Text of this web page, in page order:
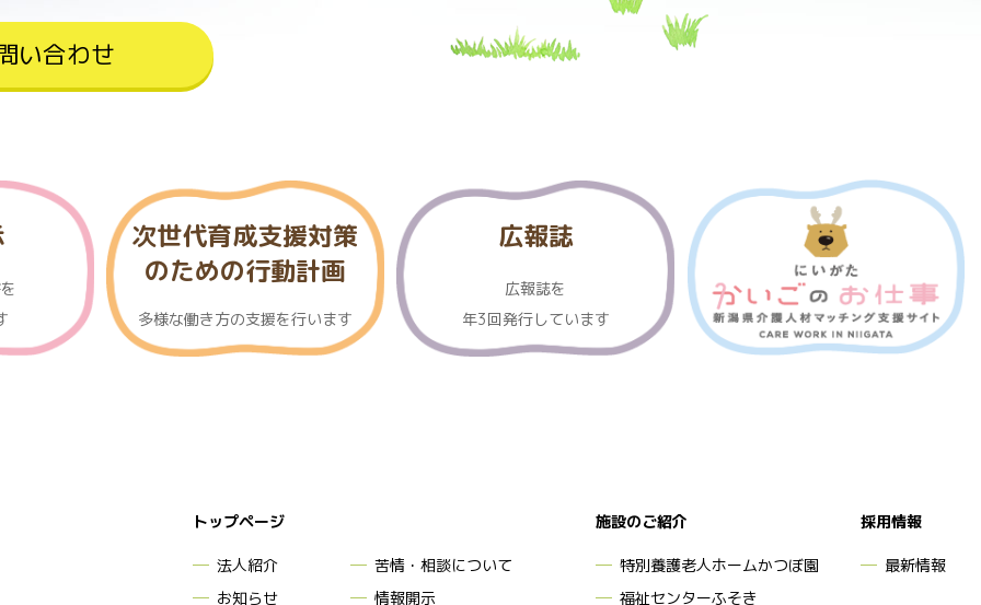
い合わせ
次世代育成支援対策
のための行動計画
多様な働き方の支援を行います
広報誌
広報誌を
年3回発行しています
トップページ
法人紹介
お知らせ
苦情・相談について
情報開示
施設のご紹介
特別養護老人ホームかつぼ園
福祉センターふそき
採用情報
最新情報